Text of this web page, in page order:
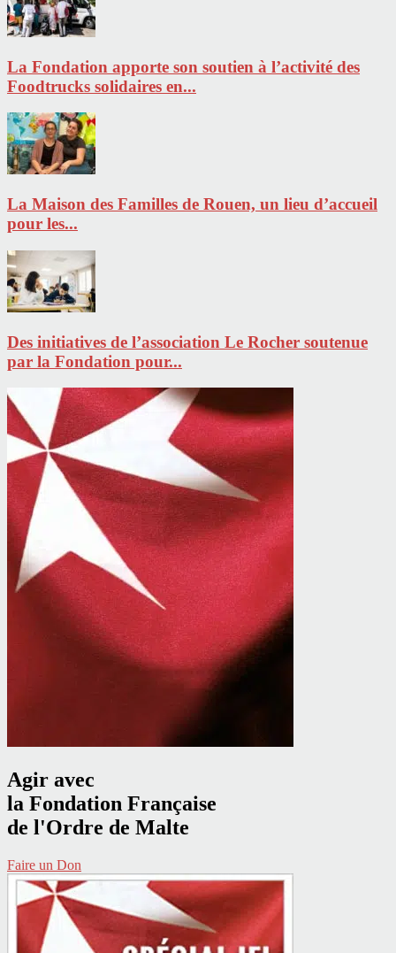
La Fondation apporte son soutien à l’activité des
Foodtrucks solidaires en...
La Maison des Familles de Rouen, un lieu d’accueil
pour les...
Des initiatives de l’association Le Rocher soutenue
par la Fondation pour...
Agir avec
la Fondation Française
de l'Ordre de Malte
Faire un Don